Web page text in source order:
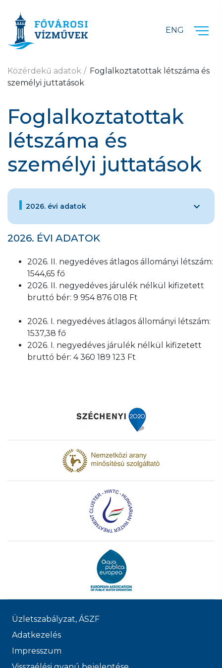
ENG
Közérdekű adatok
Foglalkoztatottak létszáma és
személyi juttatások
Foglalkoztatottak
létszáma és
személyi juttatások
2026. évi adatok
2026. ÉVI ADATOK
2026. II. negyedéves átlagos állományi létszám:
1544,65 fő
2026. II. negyedéves járulék nélkül kifizetett
bruttó bér: 9 954 876 018 Ft
2026. I. negyedéves átlagos állományi létszám:
1537,38 fő
2026. I. negyedéves járulék nélkül kifizetett
bruttó bér: 4 360 189 123 Ft
Üzletszabályzat, ÁSZF
Adatkezelés
Impresszum